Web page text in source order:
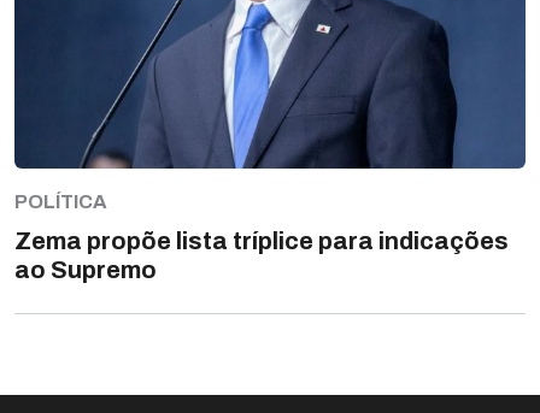
POLÍTICA
Zema propõe lista tríplice para indicações
ao Supremo